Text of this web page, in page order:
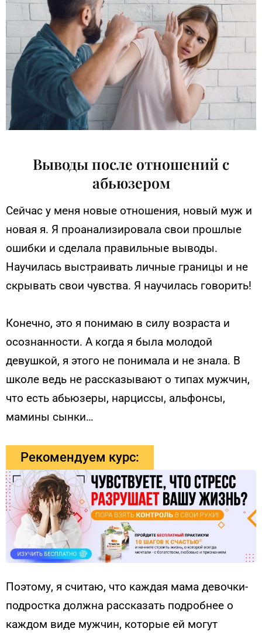
Выводы после отношений с
абьюзером
Сейчас у меня новые отношения, новый муж и
новая я. Я проанализировала свои прошлые
ошибки и сделала правильные выводы.
Научилась выстраивать личные границы и не
скрывать свои чувства. Я научилась говорить!
Конечно, это я понимаю в силу возраста и
осознанности. А когда я была молодой
девушкой, я этого не понимала и не знала. В
школе ведь не рассказывают о типах мужчин,
что есть абьюзеры, нарциссы, альфонсы,
мамины сынки…
Рекомендуем курс:
Поэтому, я считаю, что каждая мама девочки-
подростка должна рассказать подробнее о
каждом виде мужчин, которые ей могут